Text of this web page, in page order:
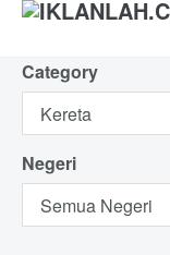
Category
Negeri